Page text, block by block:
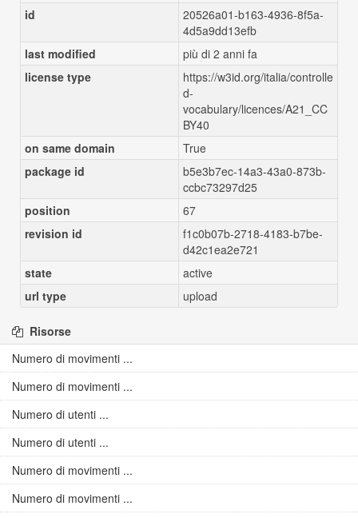
id
20526a01-b163-4936-8f5a-
4d5a9dd13efb
last modified
più di 2 anni fa
license type
https://w3id.org/italia/controlle
d-
vocabulary/licences/A21_CC
BY40
on same domain
True
package id
b5e3b7ec-14a3-43a0-873b-
ccbc73297d25
position
67
revision id
f1c0b07b-2718-4183-b7be-
d42c1ea2e721
state
active
url type
upload
Risorse
Numero di movimenti ...
Numero di movimenti ...
Numero di utenti ...
Numero di utenti ...
Numero di movimenti ...
Numero di movimenti ...